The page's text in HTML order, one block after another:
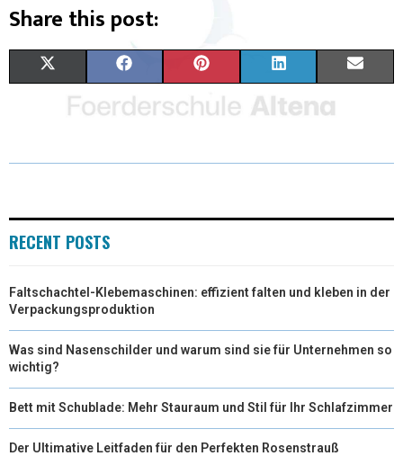
Share this post:
W
E
)
A
E
K
I
T
S
I
K
N
I
RECENT POSTS
Faltschachtel-Klebemaschinen: effizient falten und kleben in der
Verpackungsproduktion
Was sind Nasenschilder und warum sind sie für Unternehmen so
wichtig?
Bett mit Schublade: Mehr Stauraum und Stil für Ihr Schlafzimmer
Der Ultimative Leitfaden für den Perfekten Rosenstrauß